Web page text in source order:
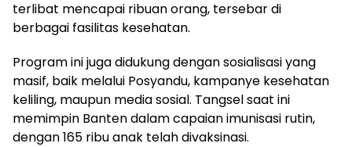
terlibat mencapai ribuan orang, tersebar di
berbagai fasilitas kesehatan.
Program ini juga didukung dengan sosialisasi yang
masif, baik melalui Posyandu, kampanye kesehatan
keliling, maupun media sosial. Tangsel saat ini
memimpin Banten dalam capaian imunisasi rutin,
dengan 165 ribu anak telah divaksinasi.